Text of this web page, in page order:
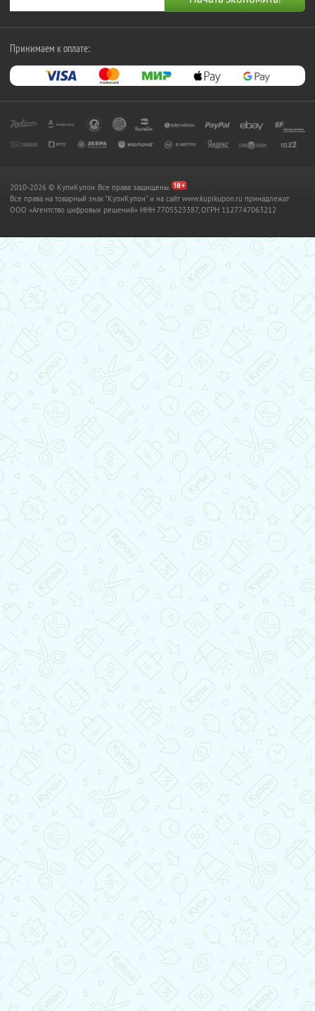
Принимаем к оплате:
2010-2026 © КупиКупон. Все права защищены.
Все права на товарный знак "КупиКупон" и на сайт www.kupikupon.ru принадлежат
OOO «Агентство цифровых решений» ИНН 7705523387, ОГРН 1127747063212